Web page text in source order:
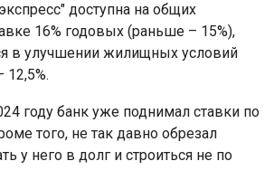
доступна на общих
16% годовых (раньше – 15%),
в улучшении жилищных условий
12,5%.
году банк уже поднимал ставки по
того, не так давно обрезал
у него в долг и строиться не по